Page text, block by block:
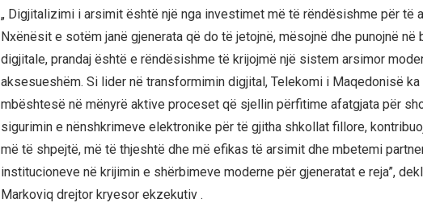
„ Digjitalizimi i arsimit është një nga investimet më të rëndësishme për të
Nxënësit e sotëm janë gjenerata që do të jetojnë, mësojnë dhe punojnë
digjitale, prandaj është e rëndësishme të krijojmë një sistem arsimor
aksesueshëm. Si lider në transformimin digjital, Telekomi i Maqedonisë
mbështesë në mënyrë aktive proceset që sjellin përfitime afatgjata për
sigurimin e nënshkrimeve elektronike për të gjitha shkollat fillore,
më të shpejtë, më të thjeshtë dhe më efikas të arsimit dhe mbetemi
institucioneve në krijimin e shërbimeve moderne për gjeneratat e reja”,
Markoviq drejtor kryesor ekzekutiv .